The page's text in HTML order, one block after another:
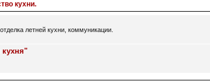
кухни.
летней кухни, коммуникации.